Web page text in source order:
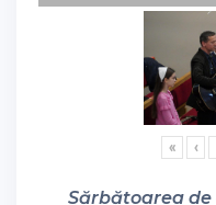
« ‹
Sărbătoarea de